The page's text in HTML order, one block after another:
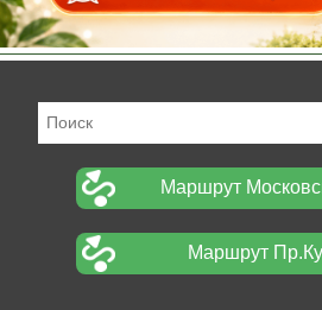
Маршрут
Маршрут